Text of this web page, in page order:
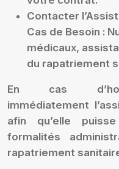
Contacter
Cas de Besoin :
médicaux,
du rapatriement
En cas
immédiatement
afin qu’elle
formalités
rapatriement